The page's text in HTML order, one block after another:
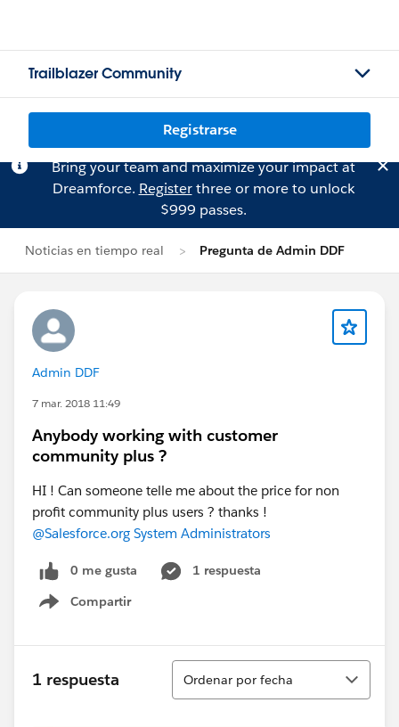
Trailblazer Community
Registrarse
Bring your team and maximize your impact at
Dreamforce. Registerthree or more to unlock
$999 passes.
Noticias en tiempo real Pregunta de Admin DDF
Admin DDF
7 mar. 2018 11:49
Anybody working with customer
community plus ?
HI ! Can someone telle me about the price for non
profit community plus users ? thanks !
@Salesforce.org System Administrators
0 me gusta
1 respuesta
Compartir
Show menu
1 respuesta
Ordenar
Ordenar por fecha